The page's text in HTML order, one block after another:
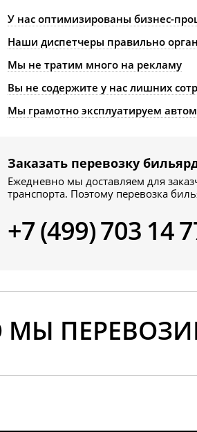
У нас оптимизированы бизнес-
Наши диспетчеры правильно
Мы не тратим много на рекламу
Вы не содержите у нас лишних
Мы грамотно эксплуатируем
Заказать перевозку
Ежедневно мы доставляем для
транспорта. Поэтому перевозка
+7 (499) 703 14
МЫ